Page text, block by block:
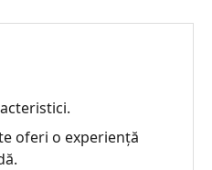
oferi o experiență